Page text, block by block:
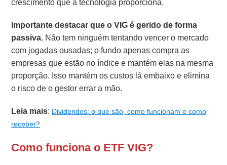
Importante destacar que o VIG é gerido de forma
passiva. Não tem ninguém tentando vencer o mercado
com jogadas ousadas; o fundo apenas compra as
empresas que estão no índice e mantém elas na mesma
proporção. Isso mantém os custos lá embaixo e elimina
o risco de o gestor errar a mão.
Leia mais: Dividendos: o que são, como funcionam e como
receber?
Como funciona o ETF VIG?